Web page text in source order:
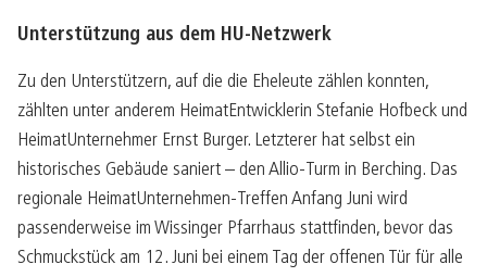
Unterstützung aus dem HU-Netzwerk
Zu den Unterstützern, auf die die Eheleute zählen konnten,
zählten unter anderem HeimatEntwicklerin Stefanie Hofbeck und
HeimatUnternehmer Ernst Burger. Letzterer hat selbst ein
historisches Gebäude saniert – den Allio-Turm in Berching. Das
regionale HeimatUnternehmen-Treffen Anfang Juni wird
passenderweise im Wissinger Pfarrhaus stattfinden, bevor das
Schmuckstück am 12. Juni bei einem Tag der offenen Tür für alle